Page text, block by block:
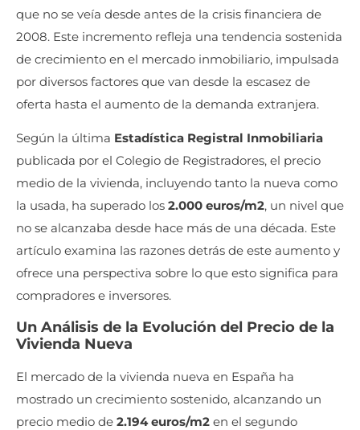
que no se veía desde antes de la crisis financiera de
2008. Este incremento refleja una tendencia sostenida
de crecimiento en el mercado inmobiliario, impulsada
por diversos factores que van desde la escasez de
oferta hasta el aumento de la demanda extranjera.
Según la última Estadística Registral Inmobiliaria
publicada por el Colegio de Registradores, el precio
medio de la vivienda, incluyendo tanto la nueva como
la usada, ha superado los 2.000 euros/m2, un nivel que
no se alcanzaba desde hace más de una década. Este
artículo examina las razones detrás de este aumento y
ofrece una perspectiva sobre lo que esto significa para
compradores e inversores.
Un Análisis de la Evolución del Precio de la
Vivienda Nueva
El mercado de la vivienda nueva en España ha
mostrado un crecimiento sostenido, alcanzando un
precio medio de 2.194 euros/m2 en el segundo